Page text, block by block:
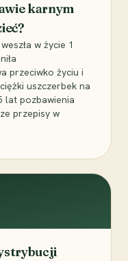
karnym
w życie 1
przeciwko życiu i
uszczerbek na
lat pozbawienia
przepisy w